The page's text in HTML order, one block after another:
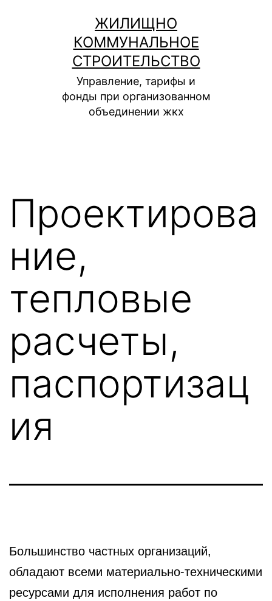
содержимому
ЖИЛИЩНО
КОММУНАЛЬНОЕ
СТРОИТЕЛЬСТВО
Управление, тарифы и
фонды при организованном
объединении жкх
Проектирова
ние,
тепловые
расчеты,
паспортизац
ия
Большинство частных организаций,
обладают всеми материально-техническими
ресурсами для исполнения работ по